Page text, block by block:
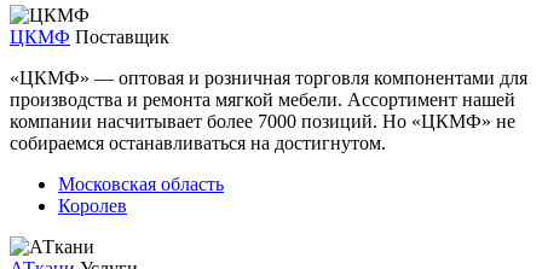
ЦКМФ Поставщик
«ЦКМФ» — оптовая и розничная торговля компонентами для
производства и ремонта мягкой мебели. Ассортимент нашей
компании насчитывает более 7000 позиций. Но «ЦКМФ» не
собираемся останавливаться на достигнутом.
Московская область
Королев